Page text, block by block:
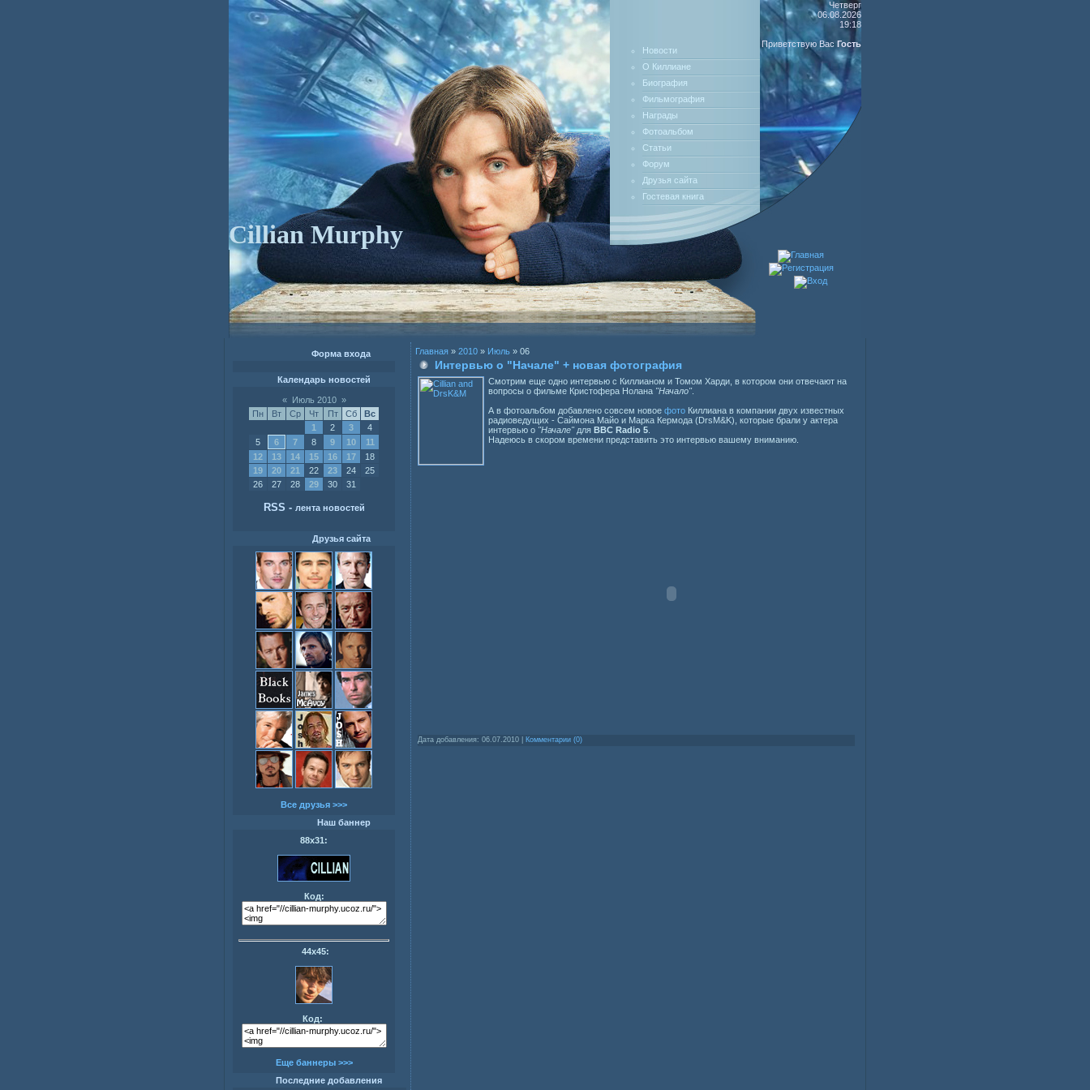
Cillian Murphy
Новости
О Киллиане
Биография
Фильмография
Награды
Фотоальбом
Статьи
Форум
Друзья сайта
Гостевая книга
Четверг
06.08.2026
19:18
Приветствую Вас Гость
Форма входа
Календарь новостей
« Июль 2010 »
Пн
Вт Ср Чт Пт Сб
Вс
1
2 3
4
5
6 7 8 9 10
11
12
13 14 15 16 17
18
19
20 21 22 23 24
25
26
27 28 29 30 31
RSS - лента новостей
Друзья сайта
Все друзья >>>
Наш баннер
88х31:
Код:
44х45:
Код:
Еще баннеры >>>
Последние добавления
Главная » 2010 » Июль » 06
Интервью о "Начале" + новая фотография
Смотрим еще одно интервью с Киллианом и Томом Харди, в котором они отвечают на
вопросы о фильме Кристофера Нолана "Начало".
А в фотоальбом добавлено совсем новое фото Киллиана в компании двух известных
радиоведущих - Саймона Майо и Марка Кермода (DrsM&K), которые брали у актера
интервью о "Начале"для BBC Radio 5
Надеюсь в скором времени представить это интервью вашему вниманию.
Дата добавления: 06.07.2010 Комментарии (0)